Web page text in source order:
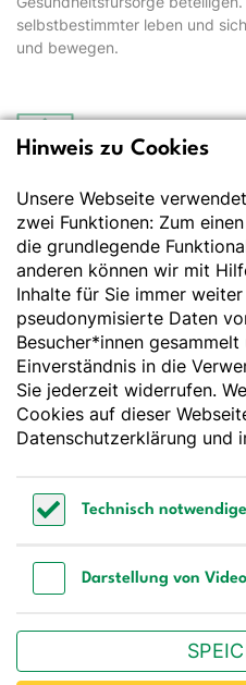
selbstbestimmter leben und
und bewegen.
Deutsche Gesellschaft
Der Wissenschaft verpflichtet - Ihre
Essen und Trinken
Deutsche Gesellschaft für
Godesberger Allee 136
53175 Bonn
Tel:+49 228 3776-600
Fax:+49 228 3776-800
E-Mail: webmaster@dge.de
[socialLinksTitle]
Bestellen Sie unseren
Hinweis zu Cookies
Unsere Webseite
zwei Funktionen: Zum
die grundlegende
anderen können wir mit
Inhalte für Sie immer
pseudonymisierte Daten
Besucher*innen
Einverständnis in die
Sie jederzeit widerrufen.
Cookies auf dieser
Datenschutzerklärung und
Technisch
Darstellung von